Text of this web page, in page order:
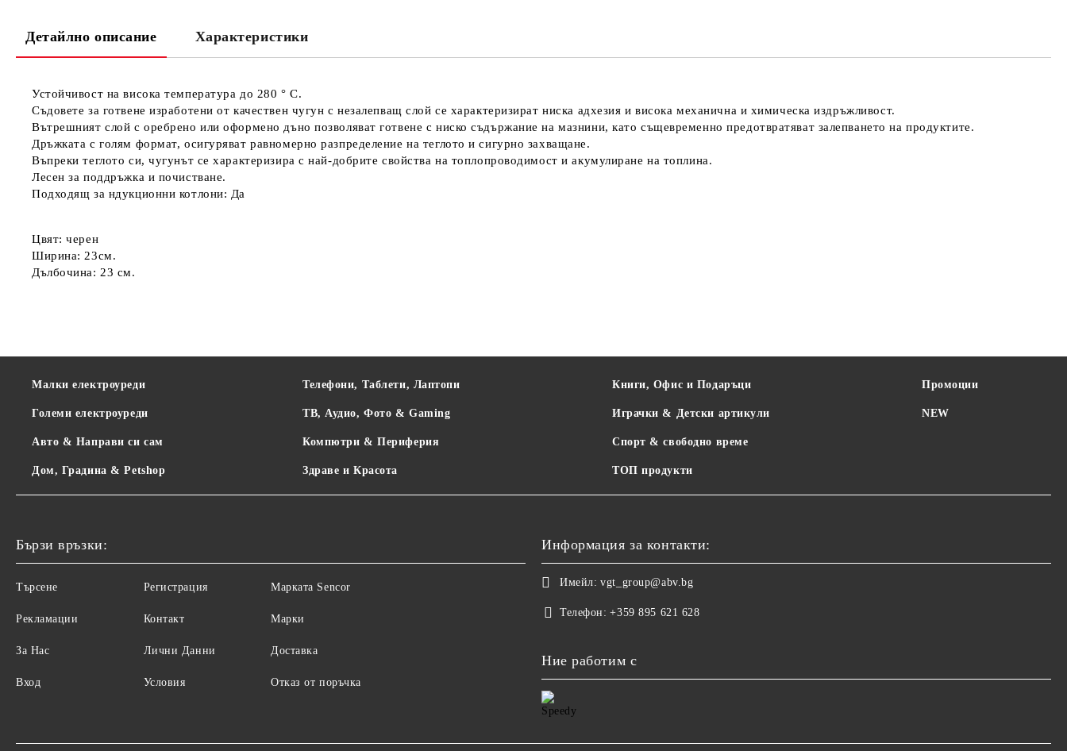
Детайлно описание Характеристики
Устойчивост на висока температура до 280 ° C.
Съдовете за готвене изработени от качествен чугун с незалепващ слой се характеризират ниска адхезия и висока механична и химическа издръжливост.
Вътрешният слой с оребрено или оформено дъно позволяват готвене с ниско съдържание на мазнини, като същевременно предотвратяват залепването на продуктите.
Дръжката с голям формат, осигуряват равномерно разпределение на теглото и сигурно захващане.
Въпреки теглото си, чугунът се характеризира с най-добрите свойства на топлопроводимост и акумулиране на топлина.
Лесен за поддръжка и почистване.
Подходящ за ндукционни котлони: Да
Цвят: черен
Ширина: 23см.
Дълбочина: 23 cм.
Малки електроуреди
Големи електроуреди
Авто & Направи си сам
Дом, Градина & Petshop
Телефони, Таблети, Лаптопи
ТВ, Аудио, Фото & Gaming
Компютри & Периферия
Здраве и Красота
Книги, Офис и Подаръци
Играчки & Детски артикули
Спорт & свободно време
ТОП продукти
Промоции
NEW
Бързи връзки:
Търсене
Рекламации
За Нас
Вход
Регистрация
Контакт
Лични Данни
Условия
Maрката Sencor
Марки
Доставка
Отказ от поръчка
Информация за контакти:
Имейл: vgt_group@abv.bg
Телефон: +359 895 621 628
Ние работим с